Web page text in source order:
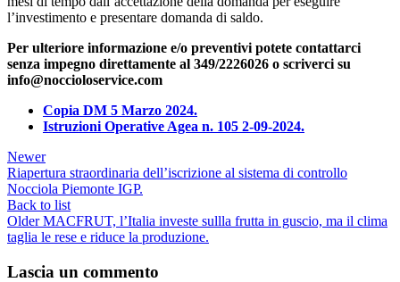
l’investimento e presentare domanda di saldo.
Per ulteriore informazione e/o preventivi potete contattarci
senza impegno direttamente al 349/2226026 o scriverci su
info@noccioloservice.com
Copia DM 5 Marzo 2024.
Istruzioni Operative Agea n. 105 2-09-2024.
Newer
Riapertura straordinaria dell’iscrizione al sistema di controllo
Nocciola Piemonte IGP.
Back to list
Older MACFRUT, l’Italia investe sullla frutta in guscio, ma il clima
taglia le rese e riduce la produzione.
Lascia un commento